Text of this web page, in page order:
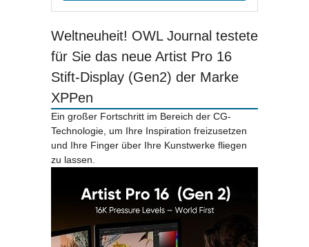
Weltneuheit! OWL Journal testete
für Sie das neue Artist Pro 16
Stift-Display (Gen2) der Marke
XPPen
Ein großer Fortschritt im Bereich der CG-
Technologie, um Ihre Inspiration freizusetzen
und Ihre Finger über Ihre Kunstwerke fliegen
zu lassen.